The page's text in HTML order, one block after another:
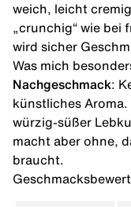
weich, leicht
„crunchig“ wie
wird sicher
Was mich
Nachgeschmack:
künstliches
würzig-süßer
macht aber ohne,
braucht.